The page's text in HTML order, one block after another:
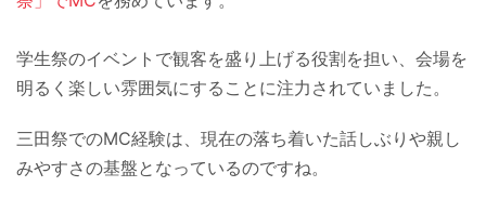
学生祭のイベントで観客を盛り上げる役割を担い、会場を
明るく楽しい雰囲気にすることに注力されていました。
三田祭でのMC経験は、現在の落ち着いた話しぶりや親し
みやすさの基盤となっているのですね。